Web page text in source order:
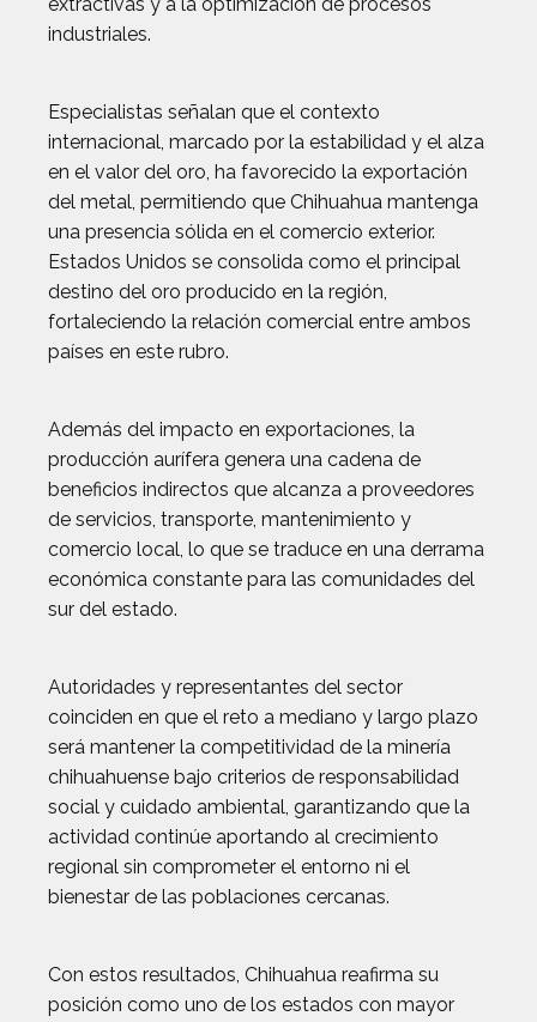
industriales.
Especialistas señalan que el contexto
internacional, marcado por la estabilidad y el alza
en el valor del oro, ha favorecido la exportación
del metal, permitiendo que Chihuahua mantenga
una presencia sólida en el comercio exterior.
Estados Unidos se consolida como el principal
destino del oro producido en la región,
fortaleciendo la relación comercial entre ambos
países en este rubro.
Además del impacto en exportaciones, la
producción aurífera genera una cadena de
beneficios indirectos que alcanza a proveedores
de servicios, transporte, mantenimiento y
comercio local, lo que se traduce en una derrama
económica constante para las comunidades del
sur del estado.
Autoridades y representantes del sector
coinciden en que el reto a mediano y largo plazo
será mantener la competitividad de la minería
chihuahuense bajo criterios de responsabilidad
social y cuidado ambiental, garantizando que la
actividad continúe aportando al crecimiento
regional sin comprometer el entorno ni el
bienestar de las poblaciones cercanas.
Con estos resultados, Chihuahua reafirma su
posición como uno de los estados con mayor